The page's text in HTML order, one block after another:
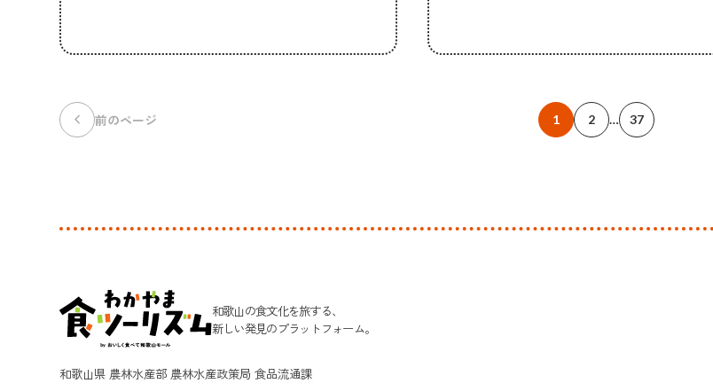
chevron_left 前のページ 1 2 … 37
和歌山の食文化を旅する、
新しい発見のプラットフォーム。
和歌山県 農林水産部 農林水産政策局 食品流通課